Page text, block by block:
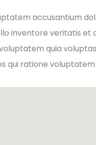
accusantium
inventore veritatis et
quia
qui ratione voluptatem